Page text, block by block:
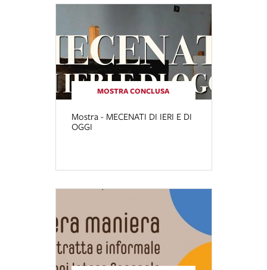
MOSTRA CONCLUSA
Mostra - MECENATI DI IERI E DI
OGGI